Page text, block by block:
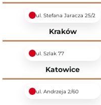
ul. Stefana Jaracza 25/2
Kraków
ul. Szlak 77
Katowice
ul. Andrzeja 2/60